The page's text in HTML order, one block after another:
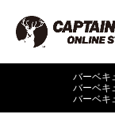
バーベキ
バーベキ
バーベキ